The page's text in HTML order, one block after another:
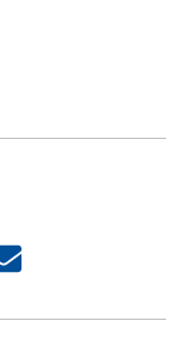
Share